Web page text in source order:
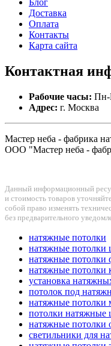
Блог
Доставка
Оплата
Контакты
Карта сайта
Контактная
Рабочие часы: Пн-
Адрес: г. Москва
Мастер неба - фабрика
ООО "Мастер неба -
Данный информационный
и стоимость товаров
собой право изменять
без предварительного
натяжные потолки
натяжные потолки
натяжные потолки
натяжные потолки
установка
потолок под
натяжные потолки
потолки натяжные
натяжные потолки
светильники для